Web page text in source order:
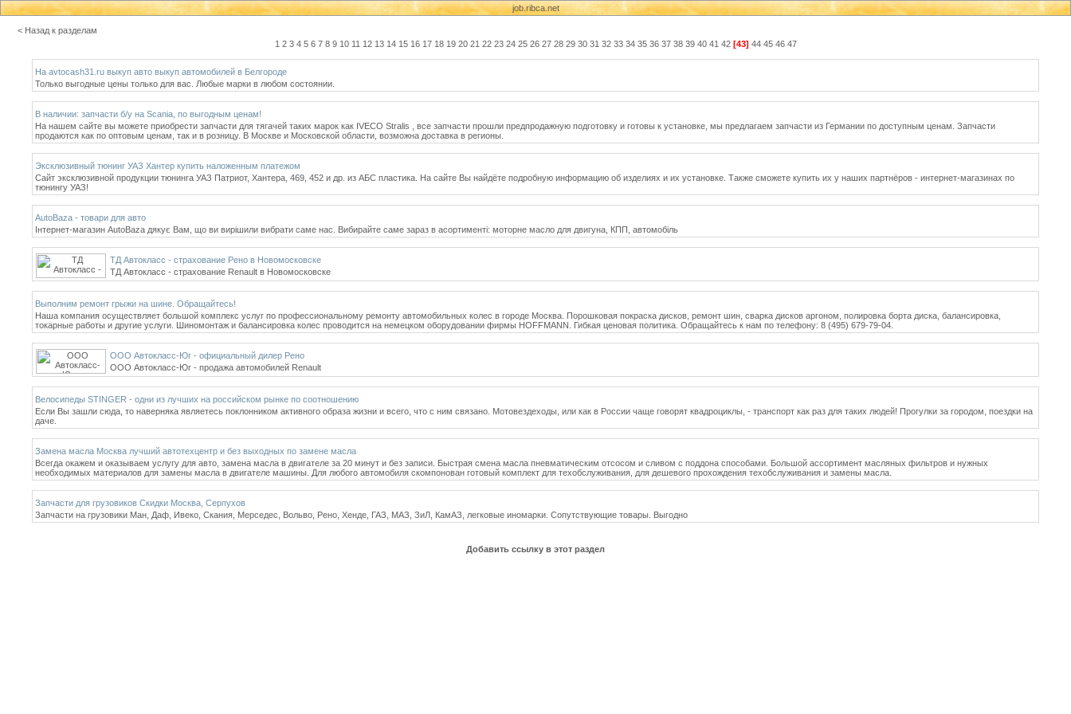
job.ribca.net
< Назад к разделам
1 2 3 4 5 6 7 8 9 10 11 12 13 14 15 16 17 18 19 20 21 22 23 24 25 26 27 28 29 30 31 32 33 34 35 36 37 38 39 40 41 42 [43] 44 45 46 47
На avtocash31.ru выкуп авто выкуп автомобилей в Белгороде
Только выгодные цены только для вас. Любые марки в любом состоянии.
В наличии: запчасти б/у на Scania, по выгодным ценам!
На нашем сайте вы можете приобрести запчасти для тягачей таких марок как IVECO Stralis , все запчасти прошли предпродажную подготовку и готовы к установке, мы предлагаем запчасти из Германии по доступным ценам. Запчасти
продаются как по оптовым ценам, так и в розницу. В Москве и Московской области, возможна доставка в регионы.
Эксклюзивный тюнинг УАЗ Хантер купить наложенным платежом
Сайт эксклюзивной продукции тюнинга УАЗ Патриот, Хантера, 469, 452 и др. из АБС пластика. На сайте Вы найдёте подробную информацию об изделиях и их установке. Также сможете купить их у наших партнёров - интернет-магазинах по
тюнингу УАЗ!
AutoBaza - товари для авто
Інтернет-магазин AutoBaza дякує Вам, що ви вирiшили вибрати саме нас. Вибирайте саме зараз в асортиментi: моторне масло для двигуна, КПП, автомобiль
ТД Автокласс - страхование Рено в Новомосковске
ТД Автокласс - страхование Renault в Новомосковске
Выполним ремонт грыжи на шине. Обращайтесь!
Наша компания осуществляет большой комплекс услуг по профессиональному ремонту автомобильных колес в городе Москва. Порошковая покраска дисков, ремонт шин, сварка дисков аргоном, полировка борта диска, балансировка,
токарные работы и другие услуги. Шиномонтаж и балансировка колес проводится на немецком оборудовании фирмы HOFFMANN. Гибкая ценовая политика. Обращайтесь к нам по телефону: 8 (495) 679-79-04.
ООО Автокласс-Юг - официальный дилер Рено
ООО Автокласс-Юг - продажа автомобилей Renault
Велосипеды STINGER - одни из лучших на российском рынке по соотношению
Если Вы зашли сюда, то наверняка являетесь поклонником активного образа жизни и всего, что с ним связано. Мотовездеходы, или как в России чаще говорят квадроциклы, - транспорт как раз для таких людей! Прогулки за городом, поездки на
даче.
Замена масла Москва лучший автотехцентр и без выходных по замене масла
Всегда окажем и оказываем услугу для авто, замена масла в двигателе за 20 минут и без записи. Быстрая смена масла пневматическим отсосом и сливом с поддона способами. Большой ассортимент масляных фильтров и нужных
необходимых материалов для замены масла в двигателе машины. Для любого автомобиля скомпонован готовый комплект для техобслуживания, для дешевого прохождения техобслуживания и замены масла.
Запчасти для грузовиков Скидки Москва, Серпухов
Запчасти на грузовики Ман, Даф, Ивеко, Скания, Мерседес, Вольво, Рено, Хенде, ГАЗ, МАЗ, ЗиЛ, КамАЗ, легковые иномарки. Сопутствующие товары. Выгодно
Добавить ссылку в этот раздел